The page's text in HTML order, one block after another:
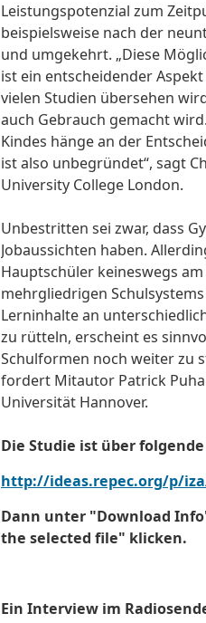
Leistungspotenzial zum
beispielsweise nach der
und umgekehrt. „Diese
ist ein entscheidender
vielen Studien übersehen
auch Gebrauch gemacht
Kindes hänge an der
ist also unbegründet“, sagt
University College London.
Unbestritten sei zwar, dass
Jobaussichten haben.
Hauptschüler keineswegs
mehrgliedrigen
Lerninhalte an
zu rütteln, erscheint es
Schulformen noch weiter zu
fordert Mitautor Patrick
Universität Hannover.
Die Studie ist über
http://ideas.repec.org/p/
Dann unter "Download
the selected file" klicken.
Ein Interview im